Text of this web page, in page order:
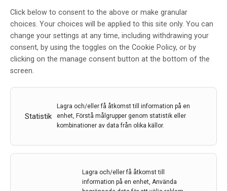
Click below to consent to the above or make granular
choices. Your choices will be applied to this site only. You can
change your settings at any time, including withdrawing your
consent, by using the toggles on the Cookie Policy, or by
clicking on the manage consent button at the bottom of the
screen.
Statistik
Lagra och/eller få åtkomst till information på en
enhet, Förstå målgrupper genom statistik eller
kombinationer av data från olika källor.
Lagra och/eller få åtkomst till
information på en enhet, Använda
Blodprov lika bra som ryggvätskeprov för att